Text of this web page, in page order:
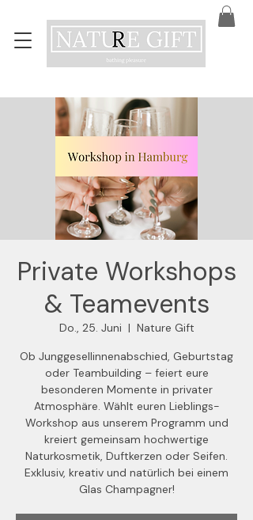
Private Workshops
& Teamevents
Do., 25. Juni
  |
Nature Gift
Ob Junggesellinnenabschied, Geburtstag
oder Teambuilding – feiert eure
besonderen Momente in privater
Atmosphäre. Wählt euren Lieblings-
Workshop aus unserem Programm und
kreiert gemeinsam hochwertige
Naturkosmetik, Duftkerzen oder Seifen.
Exklusiv, kreativ und natürlich bei einem
Glas Champagner!